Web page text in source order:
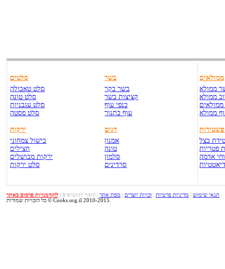
סלטים
סלט טאבולה
סלט טונה
סלט עגבניות
סלט פסטה
ירקות
בישול צמחוני
חצילים
ירקות מבושלים
סלט ירקות
בשר
בשר בקר
קציצות בשר
כנפי עוף
עוף בתנור
דגים
אמנון
טונה
סלמון
סרדינים
ממולאים
ממולא
ממולא
ממולא
פשטידות
בצל
פטריות
אדמה
תנאי שימוש מדיניות פרטיות זכויות יוצרים מפת אתר הוסף למועדפים
להזדמנויות פרסום באתר
כל הזכויות שמורות © Cooks.org.il 2010-2015.